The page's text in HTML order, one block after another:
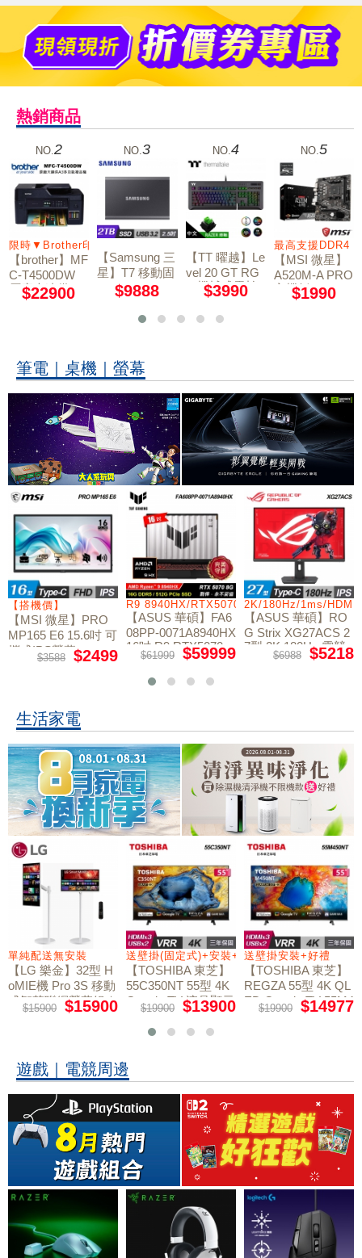
熱銷商品
入
NO. 2
限時▼Brother印表機送星巴克1張
【brother】MF
C-T4500DW
原廠大連供A3
多功能複合機
$22900
NO.3
【Samsung 三
星】T7 移動固
態硬碟 外接SS
$9888
NO. 4
【TT 曜越】Le
vel 20 GT RG
B 機械式雷蛇
軸電競鍵盤
$3990
NO.5
最高支援DDR4
【MSI 微星】
A520M-A PRO
主機板
$1990
筆電｜桌機｜螢幕
W11
【搭機價】
【MSI 微星】PRO
MP165 E6 15.6吋 可
攜式IPS螢幕
$3588 $2499
R9 8940HX/RTX5070/512GB/16G
【ASUS 華碩】FA6
08PP-0071A8940HX
16吋 R9 RTX5070
電競筆電
$61999 $59999
2K/180Hz/1ms/
【ASUS 華碩】RO
G Strix XG27ACS 2
7型 2K 180Hz 電競
$6988 $5218
生活家電
禮
單純配送無安裝
【LG 樂金】32型 H
oMIE機 Pro 3S 移動
式智慧聯網螢幕組｜
單純配送
$15900 $15900
送壁掛(固定式)+安裝+好禮贈
【TOSHIBA 東芝】
55C350NT 55型 4K
Google TV 液晶顯示
器｜含壁掛(固定式)
+安裝
$19900 $13900
送壁掛安裝+好禮
【TOSHIBA 東芝】
REGZA 55型 4K QL
ED Google TV 55M4
50NT液晶顯示器｜
$19900 $14977
遊戲｜電競周邊